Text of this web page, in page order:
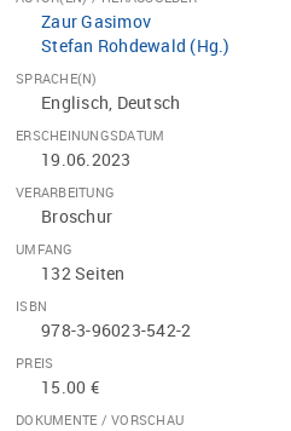
Zaur Gasimov
Stefan Rohdewald (Hg.)
SPRACHE(N)
Englisch, Deutsch
ERSCHEINUNGSDATUM
19.06.2023
VERARBEITUNG
Broschur
UMFANG
132 Seiten
ISBN
978-3-96023-542-2
PREIS
15.00 €
DOKUMENTE / VORSCHAU